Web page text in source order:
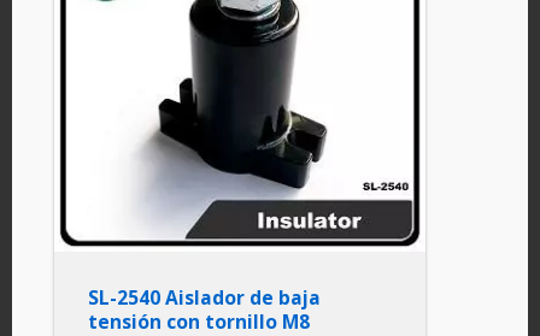
SL-2540 Aislador de baja
tensión con tornillo M8